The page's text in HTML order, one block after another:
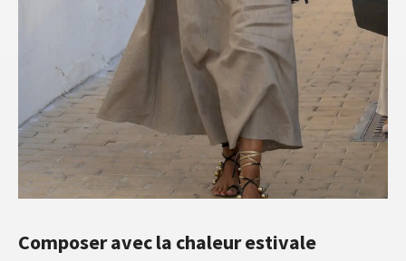
Composer avec la chaleur estivale